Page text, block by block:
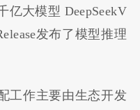
亿大模型 DeepSeekV
发布了模型推理
工作主要由生态开发